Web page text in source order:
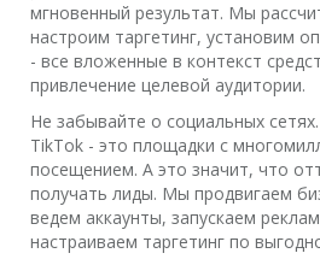
мгновенный результат. Мы
настроим таргетинг, установим
- все вложенные в контекст
привлечение целевой аудитории.
Не забывайте о социальных
TikTok - это площадки с
посещением. А это значит, что
получать лиды. Мы продвигаем
ведем аккаунты, запускаем
настраиваем таргетинг по